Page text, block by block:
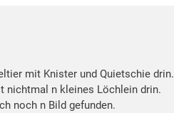
mit Knister und Quietschie drin.
nichtmal n kleines Löchlein drin.
noch n Bild gefunden.